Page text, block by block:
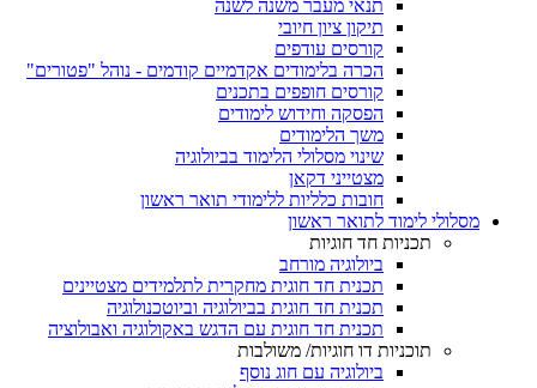
תנאי מעבר משנה לשנה
תיקון ציון חיובי
קורסים עודפים
הכרה בלימודים אקדמיים קודמים - נוהל "פטורים"
קורסים חופפים בתכנים
הפסקה וחידוש לימודים
משך הלימודים
שינוי מסלולי הלימוד בביולוגיה
מצטייני דקאן
חובות כלליות ללימודי תואר ראשון
מסלולי לימוד לתואר ראשון
תכניות חד חוגיות
ביולוגיה מורחב
תכנית חד חוגית מחקרית לתלמידים מצטיינים
תכנית חד חוגית בביולוגיה וביוטכנולוגיה
תכנית חד חוגית עם הדגש באקולוגיה ואבולוציה
תוכניות דו חוגיות/ משולבות
ביולוגיה עם חוג נוסף